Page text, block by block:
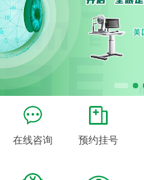
在线咨询 预约挂号